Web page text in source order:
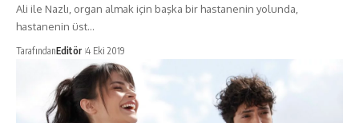
Ali ile Nazlı, organ almak için başka bir hastanenin yolunda,
hastanenin üst…
TarafındanEditör 4 Eki 2019